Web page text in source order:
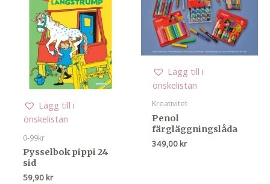
Lägg till i
önskelistan
0-99kr
Pysselbok pippi 24
sid
59,90 kr
Lägg till i
önskelistan
Kreativitet
Penol
färgläggningslåda
349,00 kr